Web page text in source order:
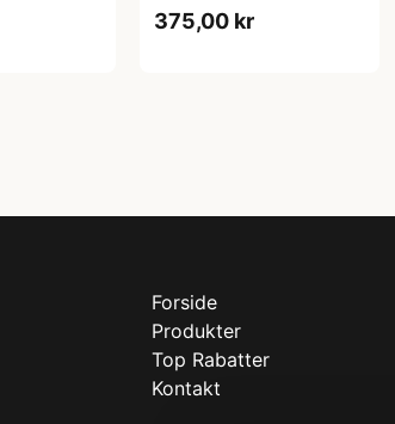
XL
375,00 kr
Forside
Produkter
Top Rabatter
Kontakt